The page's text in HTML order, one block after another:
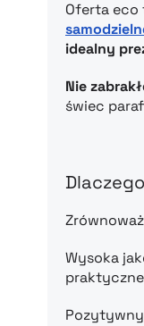
Oferta eco
idealny
Nie
świec
Wysoka